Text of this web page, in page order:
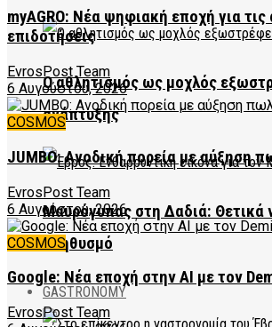
Ο αθλητισμός ως μοχλός
ανάπτυξης
Μαυρόγυπας στη Δαδιά: Θετικά
πληθυσμό
GASTRONOMY
myAGRO: Νέα ψηφιακή εποχή για τις
επιδοτήσεις
EvrosPost Team
6 Αυγούστου, 2026
COSMOS
JUMBO: Ανοδική πορεία με αύξηση
EvrosPost Team
6 Αυγούστου, 2026
COSMOS
Google: Νέα εποχή στην AI με τον
EvrosPost Team